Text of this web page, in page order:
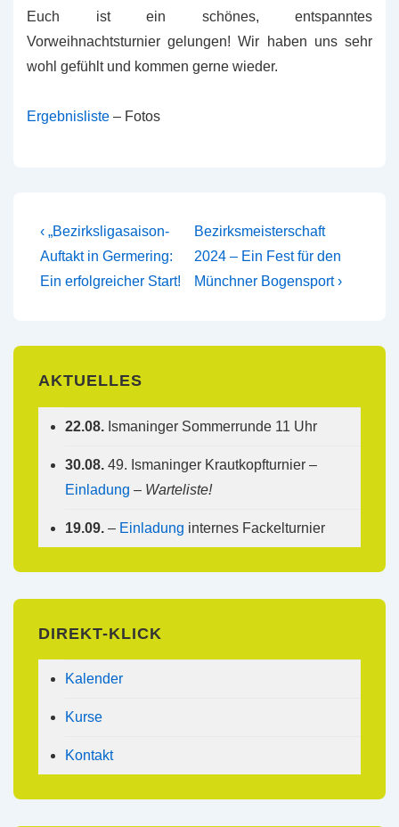
Euch ist ein schönes, entspanntes
Vorweihnachtsturnier gelungen! Wir haben uns sehr
wohl gefühlt und kommen gerne wieder.
Ergebnisliste – Fotos
Beitragsnavigation
Vorheriger
Beitrag
ist
‹ „Bezirksligasaison-
Auftakt in Germering:
Ein erfolgreicher Start!
Nächster
Beitrag
ist
Bezirksmeisterschaft
2024 – Ein Fest für den
Münchner Bogensport ›
AKTUELLES
22.08. Ismaninger Sommerrunde 11 Uhr
30.08. 49. Ismaninger Krautkopfturnier –
Einladung – Warteliste!
19.09. – Einladung internes Fackelturnier
DIREKT-KLICK
Kalender
Kurse
Kontakt